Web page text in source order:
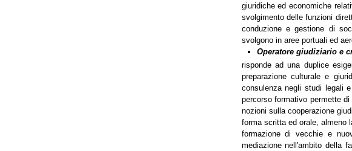
giuridiche ed economiche
svolgimento delle funzioni
conduzione e gestione di
svolgono in aree portuali ed
Operatore giudiziario e
risponde ad una duplice
preparazione culturale e
consulenza negli studi legali
percorso formativo permette
nozioni sulla cooperazione
forma scritta ed orale, almeno
formazione di vecchie e
mediazione nell'ambito della